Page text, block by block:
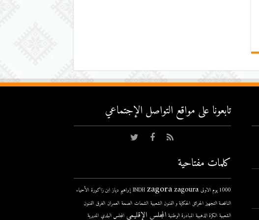
تابعونا على مواقع التواصل اﻹجتماعي
كلمات مفتاحية
1000 يوم الاولى INDH zagorazagoura إبراهيم دياز ابن زاكورة الأحياء
الناقصة التجهيز الحرائق الحكاية و الفنون الشعبية الشحات الصحة العمران الغرق الفنون
الشعبية الكرة الذهبية المبادرة الوطنية المجلس الإقليمي المجلس البلدي المديرية